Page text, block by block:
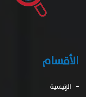
الأقسام
الرئيسية